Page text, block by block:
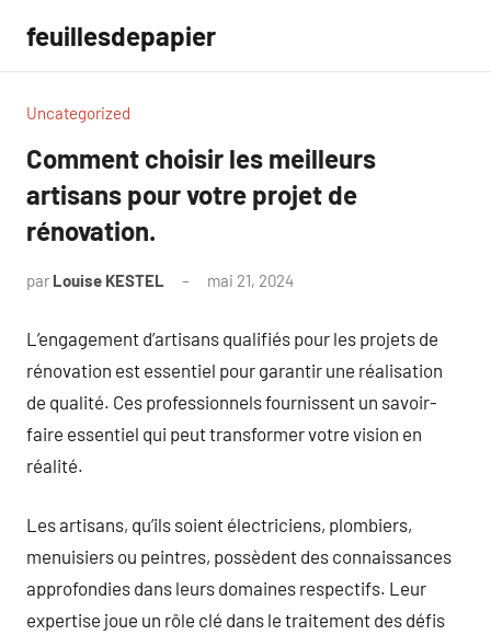
contenu
feuillesdepapier
Uncategorized
Comment choisir les meilleurs
artisans pour votre projet de
rénovation.
par Louise KESTEL mai 21, 2024
L’engagement d’artisans qualifiés pour les projets de
rénovation est essentiel pour garantir une réalisation
de qualité. Ces professionnels fournissent un savoir-
faire essentiel qui peut transformer votre vision en
réalité.
Les artisans, qu’ils soient électriciens, plombiers,
menuisiers ou peintres, possèdent des connaissances
approfondies dans leurs domaines respectifs. Leur
expertise joue un rôle clé dans le traitement des défis